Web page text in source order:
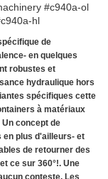
de
en quelques
robustes et
hydraulique hors
spécifiques cette
à matériaux
concept de
en plus d'ailleurs- et
de retourner des
ce sur 360°!. Une
conteste. Les